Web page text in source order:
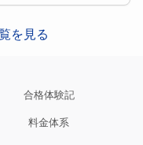
を見る
合格体験記
料金体系